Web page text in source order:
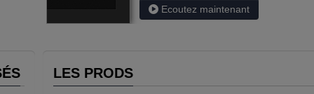
Ecoutez maintenant
LES PRODS